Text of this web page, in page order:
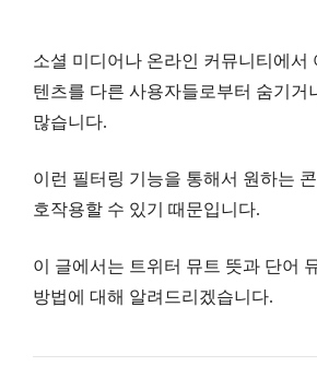
소셜 미디어나 온라인 커뮤니티에서
텐츠를 다른 사용자들로부터 숨기거
많습니다.
이런 필터링 기능을 통해서 원하는
호작용할 수 있기 때문입니다.
이 글에서는 트위터 뮤트 뜻과 단어
방법에 대해 알려드리겠습니다.